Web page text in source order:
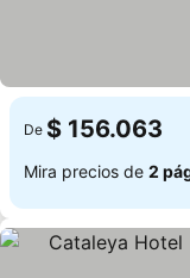
De $ 156.063
Mira precios de 2